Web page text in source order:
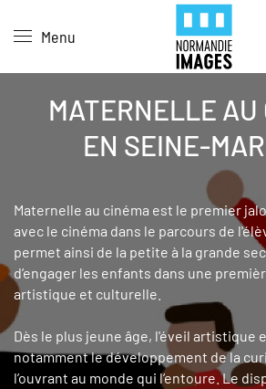
Skip to main content
Menu
MATERNELLE AU
EN SEINE-
Maternelle au cinéma est le premier
avec le cinéma dans le parcours de
permet ainsi de la petite à la grande
d’engager les enfants dans une
artistique et culturelle.
Dès le plus jeune âge, l'éveil artistique
notamment le développement de la
l’ouvrant au monde qui l’entoure. Le
Panneau de gestion des cookies